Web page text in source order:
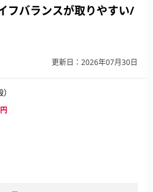
フバランスが取りやすい/
更新日：2026年07月30日